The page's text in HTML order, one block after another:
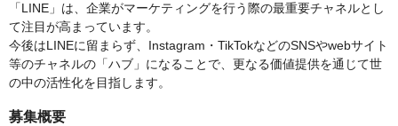
「LINE」は、企業がマーケティングを行う際の最重要チャネルとし
て注目が高まっています。
今後はLINEに留まらず、Instagram・TikTokなどのSNSやwebサイト
等のチャネルの「ハブ」になることで、更なる価値提供を通じて世
の中の活性化を目指します。
募集概要